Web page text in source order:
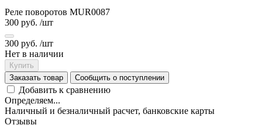
Реле поворотов MUR0087
300 руб. /шт
300 руб. /шт
Нет в наличии
Купить
Заказать товар
Сообщить о поступлении
Добавить к сравнению
Определяем...
Наличный и безналичный расчет, банковские карты
Отзывы